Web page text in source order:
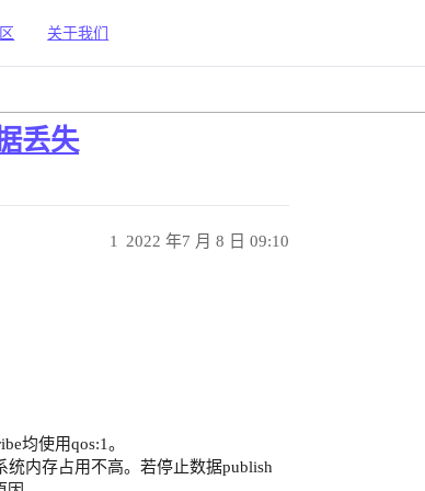
关于我们
丢失
2022 年7 月 8 日 09:10
1
均使用qos:1。
内存占用不高。若停止数据publish